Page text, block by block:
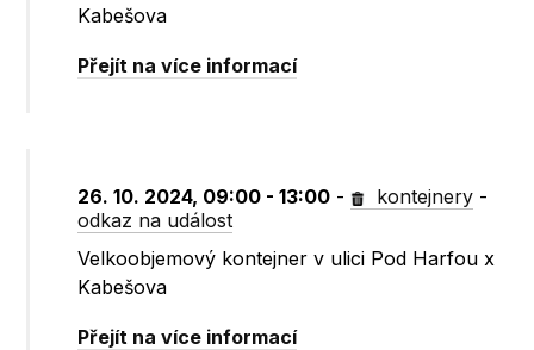
Kabešova
Přejít na více informací
26. 10. 2024, 09:00 - 13:00 - kontejnery -
odkaz na událost
Velkoobjemový kontejner v ulici Pod Harfou x
Kabešova
Přejít na více informací